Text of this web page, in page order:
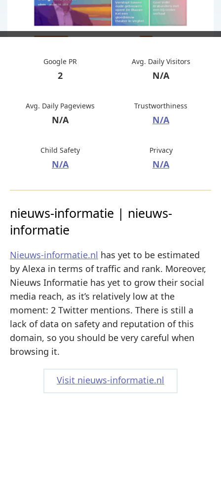
Google PR
2
Avg. Daily Visitors
N/A
Avg. Daily Pageviews
N/A
Trustworthiness
N/A
Child Safety
N/A
Privacy
N/A
nieuws-informatie | nieuws-
informatie
Nieuws-informatie.nl has yet to be estimated
by Alexa in terms of traffic and rank. Moreover,
Nieuws Informatie has yet to grow their social
media reach, as it’s relatively low at the
moment: 2 Twitter mentions. There is still a
lack of data on safety and reputation of this
domain, so you should be very careful when
browsing it.
Visit nieuws-informatie.nl